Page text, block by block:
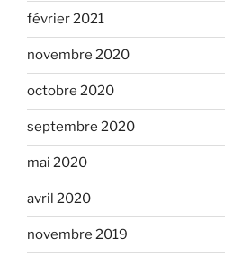
février 2021
novembre 2020
octobre 2020
septembre 2020
mai 2020
avril 2020
novembre 2019